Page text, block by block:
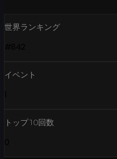
世界ランキング
イベント
トップ10回数